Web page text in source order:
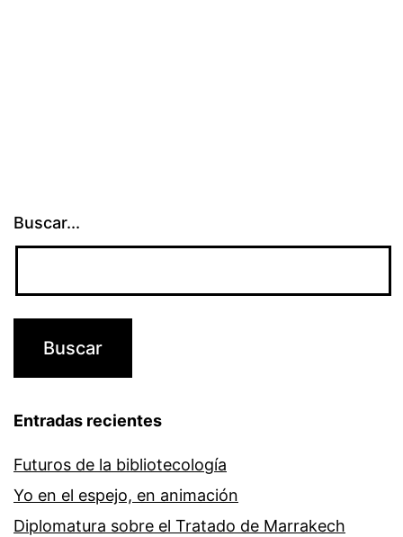
Buscar...
Entradas recientes
Futuros de la bibliotecología
Yo en el espejo, en animación
Diplomatura sobre el Tratado de Marrakech